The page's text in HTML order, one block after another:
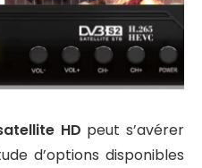
HD peut s’avérer
d’options disponibles